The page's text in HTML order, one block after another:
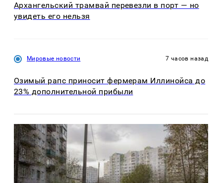
Архангельский трамвай перевезли в порт — но
увидеть его нельзя
Мировые новости 7 часов назад
Озимый рапс приносит фермерам Иллинойса до
23% дополнительной прибыли